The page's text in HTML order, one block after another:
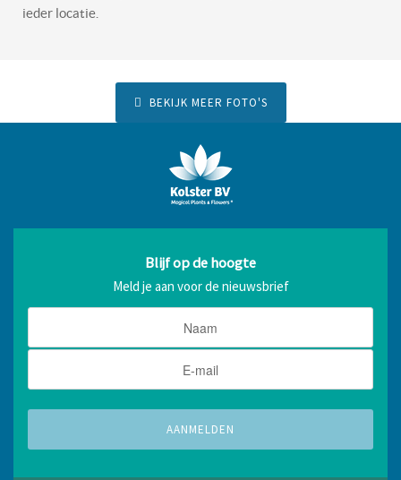
ieder locatie.
BEKIJK MEER FOTO'S
Blijf op de hoogte
Meld je aan voor de nieuwsbrief